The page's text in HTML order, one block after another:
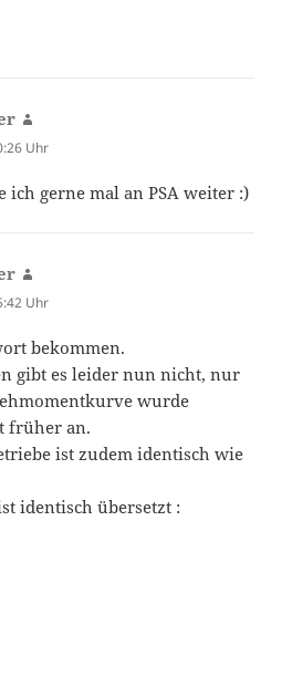
Uhr
ich gerne mal an PSA weiter :)
Uhr
bekommen.
gibt es leider nun nicht, nur
wurde
früher an.
ist zudem identisch wie
identisch übersetzt :